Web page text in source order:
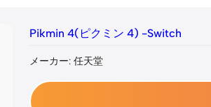
Pikmin 4(ピクミン 4) -Switch
メーカー: 任天堂